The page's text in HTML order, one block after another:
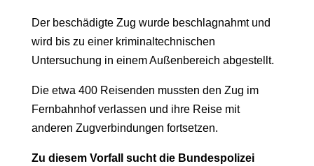
Der beschädigte Zug wurde beschlagnahmt und
wird bis zu einer kriminaltechnischen
Untersuchung in einem Außenbereich abgestellt.
Die etwa 400 Reisenden mussten den Zug im
Fernbahnhof verlassen und ihre Reise mit
anderen Zugverbindungen fortsetzen.
Zu diesem Vorfall sucht die Bundespolizei